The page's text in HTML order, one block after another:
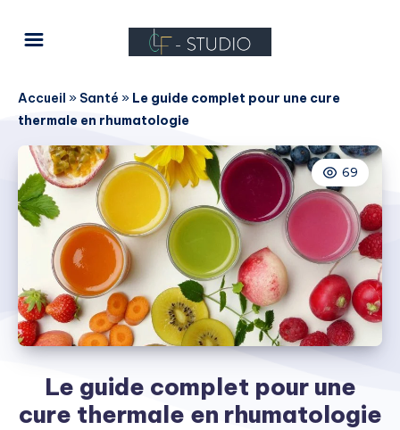
Accueil » Santé » Le guide complet pour une cure
thermale en rhumatologie
69
Le guide complet pour une
cure thermale en rhumatologie